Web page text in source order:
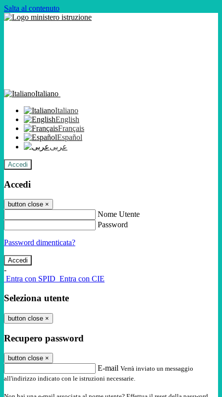
Salta al contenuto
Italiano
Italiano
English
Français
Español
عربى
Accedi
Accedi
button close ×
Nome Utente
Password
Password dimenticata?
-
Entra con SPID Entra con CIE
Seleziona utente
button close ×
Recupero password
button close ×
E-mail Verrà inviato un messaggio
all'indirizzo indicato con le istruzioni necessarie.